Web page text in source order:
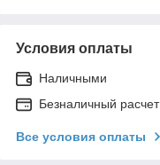
Условия оплаты
Наличными
Безналичный расчет
Все условия оплаты